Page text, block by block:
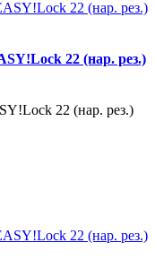
22 (нар. рез.)
22 (нар. рез.)